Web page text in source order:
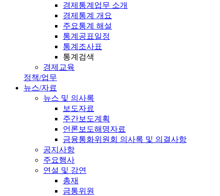
경제통계업무 소개
경제통계 개요
주요통계 해설
통계공표일정
통계조사표
통계검색
경제교육
정책/업무
뉴스/자료
뉴스 및 의사록
보도자료
주간보도계획
언론보도해명자료
금융통화위원회 의사록 및 의결사항
공지사항
주요행사
연설 및 강연
총재
금통위원